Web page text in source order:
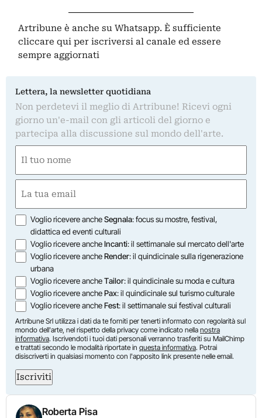
Artribune è anche su Whatsapp. È sufficiente
cliccare qui per iscriversi al canale ed essere
sempre aggiornati
Lettera, la newsletter quotidiana
Non perdetevi il meglio di Artribune! Ricevi ogni
giorno un'e-mail con gli articoli del giorno e
partecipa alla discussione sul mondo dell'arte.
(Required)
First
(Required)
Opzioni
Voglio ricevere ancheSegnala: focus su mostre, festival,
didattica ed eventi culturali
Voglio ricevere ancheIncanti: il settimanale sul mercato dell'arte
Voglio ricevere ancheRender: il quindicinale sulla rigenerazione
urbana
Voglio ricevere ancheTailor: il quindicinale su moda e cultura
Voglio ricevere anchePax: il quindicinale sul turismo culturale
Voglio ricevere ancheFest: il settimanale sui festival culturali
Artribune Srl utilizza i dati da te forniti per tenerti informato con regolarità sul
mondo dell'arte, nel rispetto della privacy come indicato nella nostra
informativa. Iscrivendoti i tuoi dati personali verranno trasferiti su MailChimp
e trattati secondo le modalità riportate in questa informativa. Potrai
disiscriverti in qualsiasi momento con l'apposito link presente nelle email.
Iscriviti
Roberta Pisa